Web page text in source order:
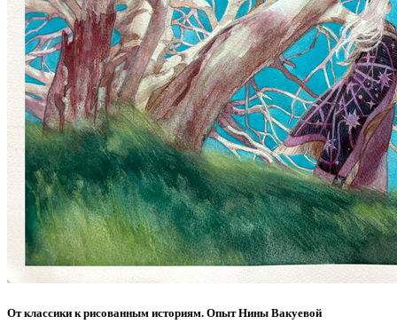
От классики к рисованным историям. Опыт Нины Вакуевой